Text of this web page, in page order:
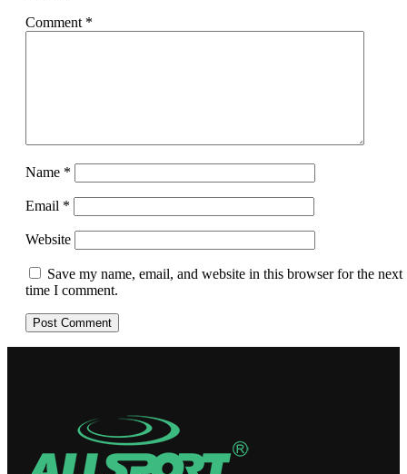
Comment *
Name *
Email *
Website
Save my name, email, and website in this browser for the next
time I comment.